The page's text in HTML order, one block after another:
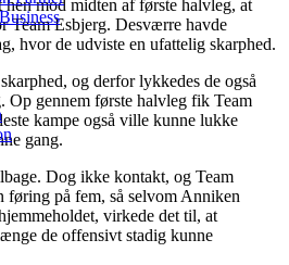
mod midten af første halvleg, at
Team Esbjerg. Desværre havde
hvor de udviste en ufattelig skarphed.
og derfor lykkedes de også
Op gennem første halvleg fik Team
kampe også ville kunne lukke
gang.
Dog ikke kontakt, og Team
føring på fem, så selvom Anniken
virkede det til, at
de offensivt stadig kunne